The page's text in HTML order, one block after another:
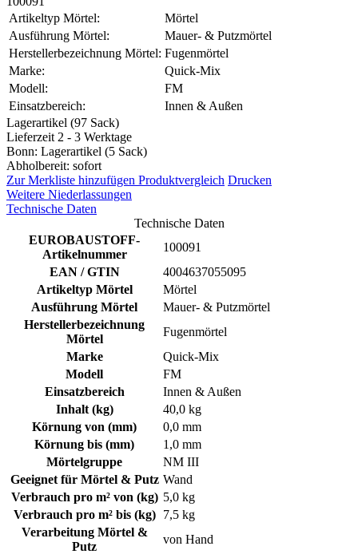
Artikeltyp Mörtel:
Mörtel
Ausführung Mörtel:
Mauer- & Putzmörtel
Herstellerbezeichnung Mörtel: Fugenmörtel
Marke:
Quick-Mix
Modell:
FM
Einsatzbereich:
Innen & Außen
Lagerartikel (97 Sack)
Lieferzeit 2 - 3 Werktage
Bonn: Lagerartikel (5 Sack)
Abholbereit: sofort
Zur Merkliste hinzufügen Produktvergleich Drucken
Weitere Niederlassungen
Technische Daten
Technische Daten
EUROBAUSTOFF-
Artikelnummer
100091
EAN / GTIN
4004637055095
Artikeltyp Mörtel
Mörtel
Ausführung Mörtel
Mauer- & Putzmörtel
Herstellerbezeichnung
Mörtel
Fugenmörtel
Marke
Quick-Mix
Modell
FM
Einsatzbereich
Innen & Außen
Inhalt (kg)
40,0 kg
Körnung von (mm)
0,0 mm
Körnung bis (mm)
1,0 mm
Mörtelgruppe
NM III
Geeignet für Mörtel & Putz Wand
Verbrauch pro m² von (kg) 5,0 kg
Verbrauch pro m² bis (kg)
7,5 kg
Verarbeitung Mörtel &
Putz
von Hand